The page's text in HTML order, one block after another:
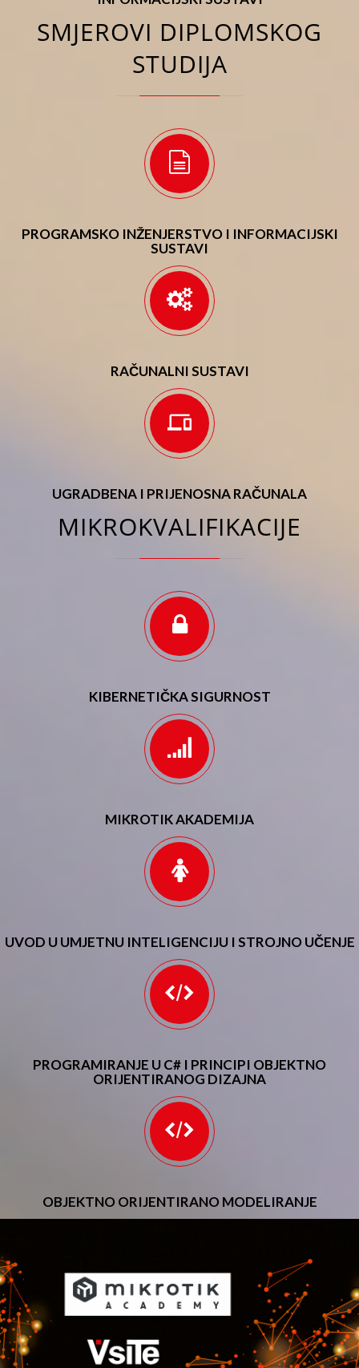
SMJEROVI DIPLOMSKOG
STUDIJA
PROGRAMSKO INŽENJERSTVO I INFORMACIJSKI
SUSTAVI
RAČUNALNI SUSTAVI
UGRADBENA I PRIJENOSNA RAČUNALA
MIKROKVALIFIKACIJE
KIBERNETIČKA SIGURNOST
MIKROTIK AKADEMIJA
UVOD U UMJETNU INTELIGENCIJU I STROJNO UČENJE
PROGRAMIRANJE U C# I PRINCIPI OBJEKTNO
ORIJENTIRANOG DIZAJNA
OBJEKTNO ORIJENTIRANO MODELIRANJE